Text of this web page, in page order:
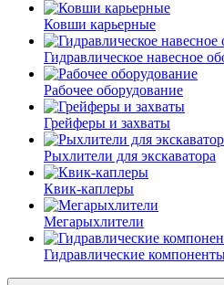
Ковши карьерные
Гидравлическое навесное
Рабочее оборудование
Грейферы и захваты
Рыхлители для экскаватора
Квик-каплеры
Мегарыхлители
Гидравлические